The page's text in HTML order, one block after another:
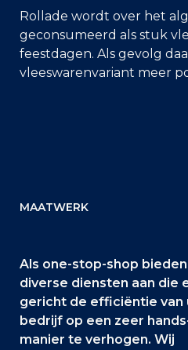
Rollade wordt over het
geconsumeerd als stuk
feestdagen. Als gevolg
vleeswarenvariant meer
MAATWERK
Als one-stop-shop
diverse diensten aan die
gericht de efficiëntie van
bedrijf op een zeer
manier te verhogen. Wij